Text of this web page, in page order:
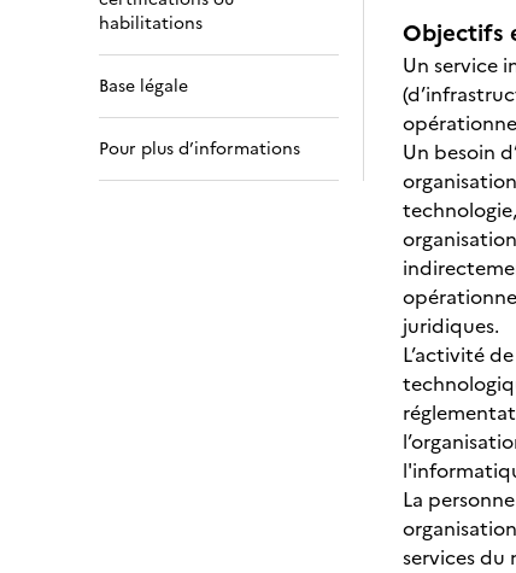
habilitations
Base légale
Pour plus d’informations
Objectifs
Un service
Un besoin
juridiques.
L’activité
La
services du